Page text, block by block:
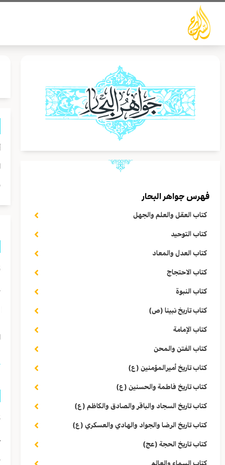
تخطي
المحتوى
فهرس جواهر البحار
كتاب العقل والعلم والجهل
كتاب التوحيد
كتاب العدل والمعاد
كتاب الاحتجاج
كتاب النبوة
كتاب تاريخ نبينا (ص)
كتاب الإمامة
كتاب الفتن والمحن
كتاب تاريخ أميرالمؤمنين (ع)
كتاب تاريخ فاطمة والحسنين (ع)
كتاب تاريخ السجاد والباقر والصادق والكاظم (ع)
كتاب تاريخ الرضا والجواد والهادي والعسكري (ع)
كتاب تاريخ الحجة (عج)